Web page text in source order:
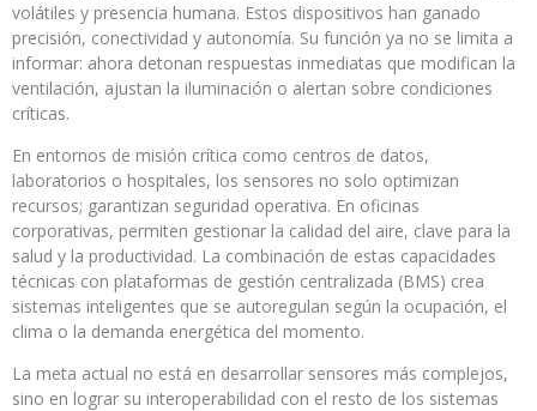
volátiles y presencia humana. Estos dispositivos han ganado
precisión, conectividad y autonomía. Su función ya no se limita a
informar: ahora detonan respuestas inmediatas que modifican la
ventilación, ajustan la iluminación o alertan sobre condiciones
críticas.
En entornos de misión crítica como centros de datos,
laboratorios o hospitales, los sensores no solo optimizan
recursos; garantizan seguridad operativa. En oficinas
corporativas, permiten gestionar la calidad del aire, clave para la
salud y la productividad. La combinación de estas capacidades
técnicas con plataformas de gestión centralizada (BMS) crea
sistemas inteligentes que se autoregulan según la ocupación, el
clima o la demanda energética del momento.
La meta actual no está en desarrollar sensores más complejos,
sino en lograr su interoperabilidad con el resto de los sistemas